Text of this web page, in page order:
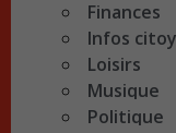
Finances
Infos
Loisirs
Musique
Politique